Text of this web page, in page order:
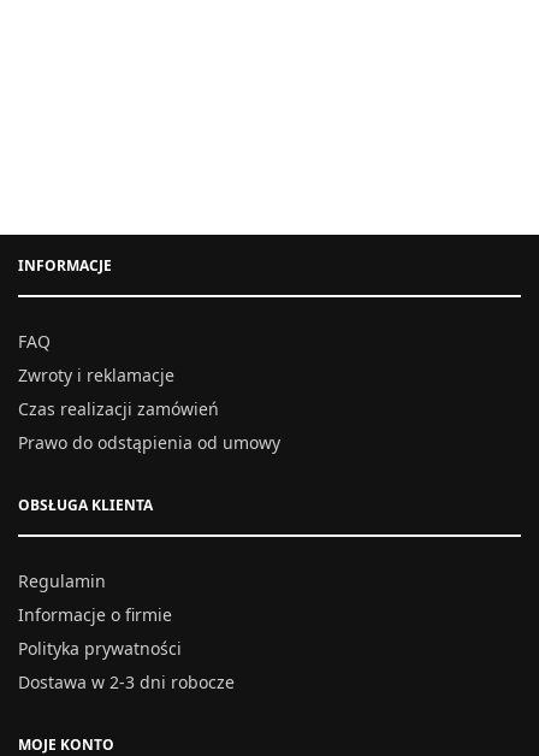
INFORMACJE
FAQ
Zwroty i reklamacje
Czas realizacji zamówień
Prawo do odstąpienia od umowy
OBSŁUGA KLIENTA
Regulamin
Informacje o firmie
Polityka prywatności
Dostawa w 2-3 dni robocze
MOJE KONTO